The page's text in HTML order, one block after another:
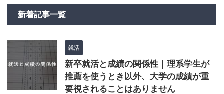
新着記事一覧
就活
新卒就活と成績の関係性｜理系学生が
推薦を使うとき以外、大学の成績が重
要視されることはありません